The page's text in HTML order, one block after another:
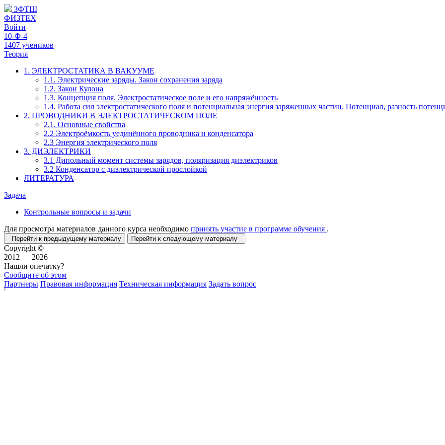
ЗФТШ
ФИЗТЕХ
Войти
10-Ф-4
1407 учеников
Теория
1. ЭЛЕКТРОСТАТИКА В ВАКУУМЕ
1.1. Электрические заряды. Закон сохранения заряда
1.2. Закон Кулона
1.3. Концепция поля. Электростатическое поле и его напряжённость
1.4. Работа сил электростатического поля и потенциальная энергия заряженных частиц. Потенциал, разность
2. ПРОВОДНИКИ В ЭЛЕКТРОСТАТИЧЕСКОМ ПОЛЕ
2.1. Основные свойства
2.2 Электроёмкость уединённого проводника и конденсатора
2.3 Энергия электрического поля
3. ДИЭЛЕКТРИКИ
3.1 Дипольный момент системы зарядов, поляризация диэлектриков
3.2 Конденсатор с диэлектрической прослойкой
ЛИТЕРАТУРА
Задача
Контрольные вопросы и задачи
Для просмотра материалов данного курса необходимо принять участие в программе обучения .
Перейти к предыдущему материалу Перейти к следующему материалу
Copyright ©
2012 — 2026
Нашли опечатку?
Сообщите об этом
Партнеры Правовая информация Техническая информация Задать вопрос